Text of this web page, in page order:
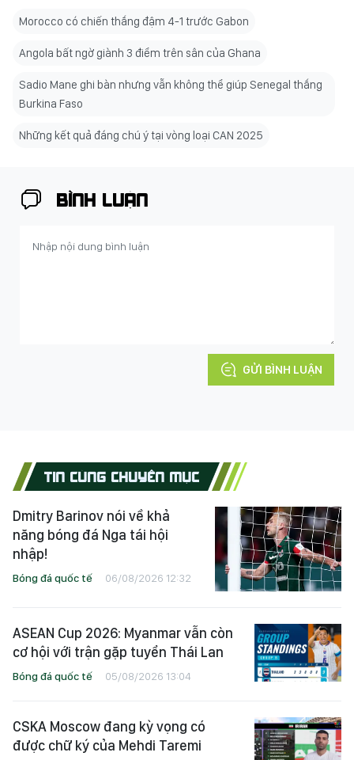
Morocco có chiến thắng đậm 4-1 trước Gabon
Angola bất ngờ giành 3 điểm trên sân của Ghana
Sadio Mane ghi bàn nhưng vẫn không thể giúp Senegal thắng
Burkina Faso
Những kết quả đáng chú ý tại vòng loại CAN 2025
BÌNH LUẬN
GỬI BÌNH LUẬN
TIN CÙNG CHUYÊN MỤC
Dmitry Barinov nói về khả
năng bóng đá Nga tái hội
nhập!
Bóng đá quốc tế 06/08/2026 12:32
ASEAN Cup 2026: Myanmar vẫn còn
cơ hội với trận gặp tuyển Thái Lan
Bóng đá quốc tế 05/08/2026 13:04
CSKA Moscow đang kỳ vọng có
được chữ ký của Mehdi Taremi